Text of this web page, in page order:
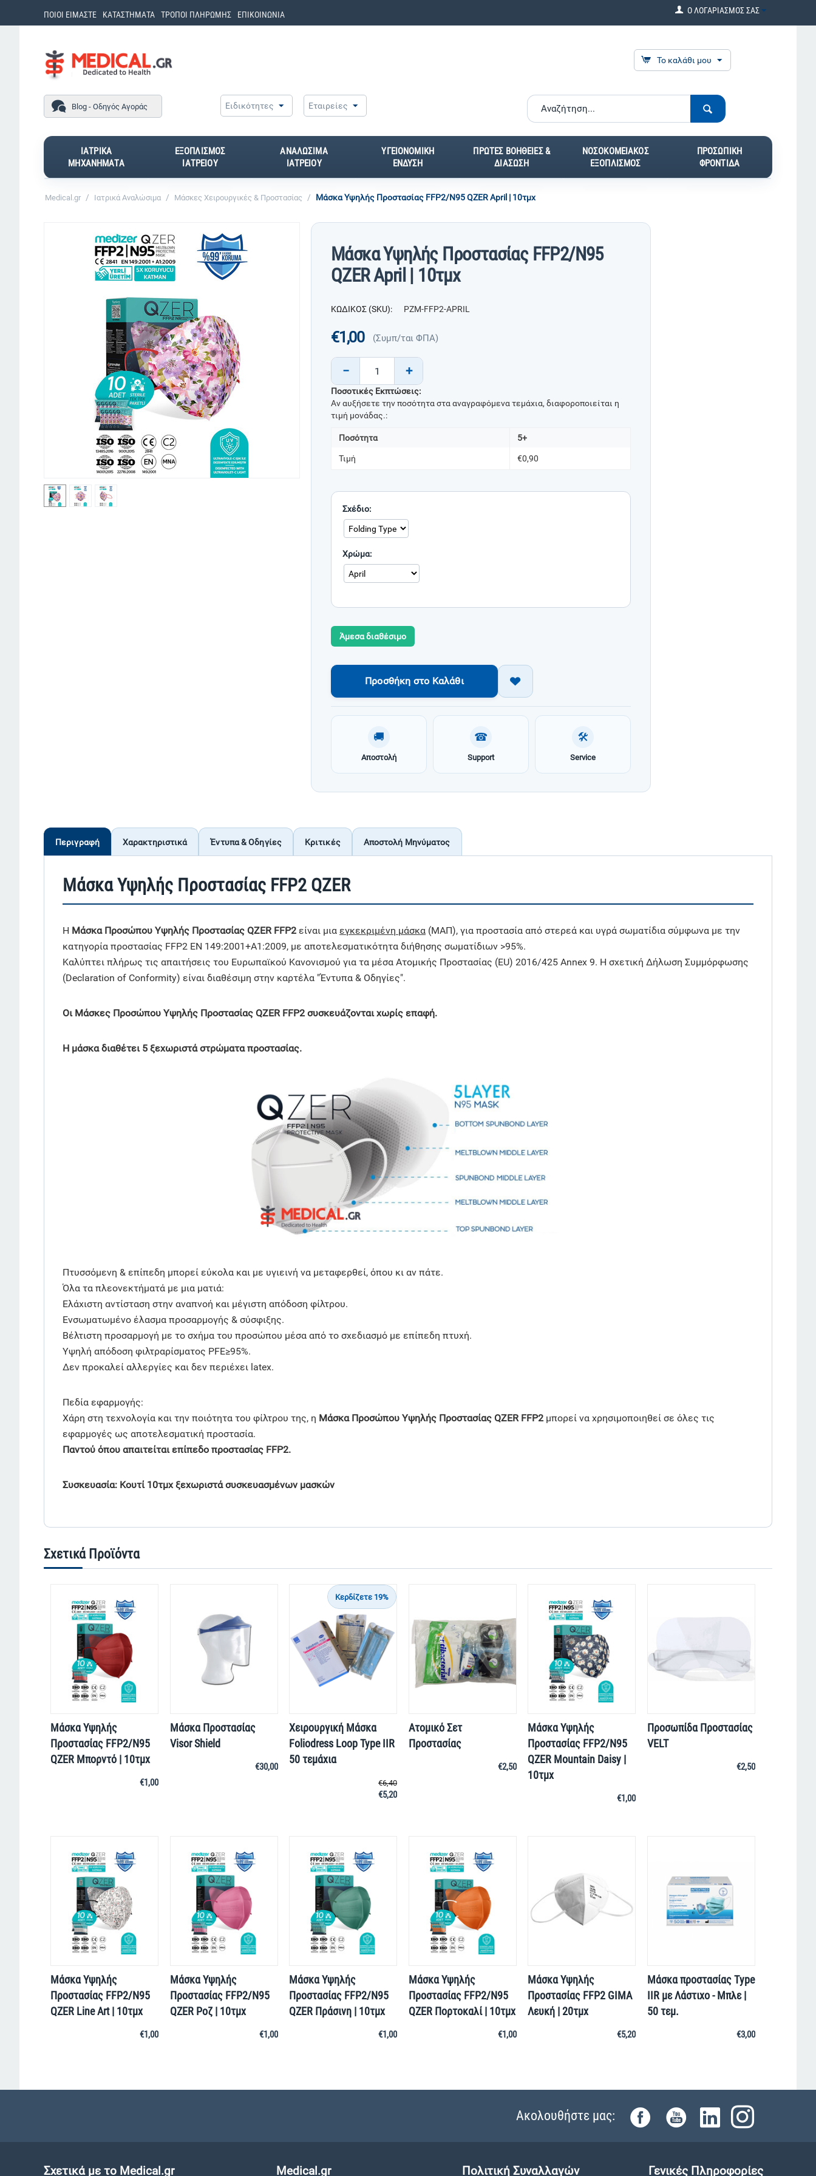
ΠΟΙΟΙ ΕΙΜΑΣΤΕ ΚΑΤΑΣΤΗΜΑΤΑ ΤΡΟΠΟΙ ΠΛΗΡΩΜΗΣ ΕΠΙΚΟΙΝΩΝΙΑ Ο ΛΟΓΑΡΙΑΣΜΟΣ ΣΑΣ
Το καλάθι μου
Blog - Οδηγός Αγοράς Ειδικότητες Εταιρείες
ΙΑΤΡΙΚΑ
ΜΗΧΑΝΗΜΑΤΑ
ΕΞΟΠΛΙΣΜΟΣ
ΙΑΤΡΕΙΟΥ
ΑΝΑΛΩΣΙΜΑ
ΙΑΤΡΕΙΟΥ
ΥΓΕΙΟΝΟΜΙΚΗ
ΕΝΔΥΣΗ
ΠΡΩΤΕΣ ΒΟΗΘΕΙΕΣ &
ΔΙΑΣΩΣΗ
ΝΟΣΟΚΟΜΕΙΑΚΟΣ
ΕΞΟΠΛΙΣΜΟΣ
ΠΡΟΣΩΠΙΚΗ
ΦΡΟΝΤΙΔΑ
Medical.gr / Ιατρικά Αναλώσιμα / Μάσκες Χειρουργικές & Προστασίας / Μάσκα Υψηλής Προστασίας FFP2/N95 QZER April | 10τμχ
Μάσκα Υψηλής Προστασίας FFP2/N95
QZER April | 10τμχ
ΚΩΔΙΚΟΣ (SKU): PZM-FFP2-APRIL
€1,00 (Συμπ/ται ΦΠΑ)
+
−
Ποσοτικές Εκπτώσεις:
Αν αυξήσετε την ποσότητα στα αναγραφόμενα τεμάχια, διαφοροποιείται η
τιμή μονάδας.:
Ποσότητα 5+
Τιμή €0,90
Σχέδιο:
Χρώμα:
Άμεσα διαθέσιμο
Προσθήκη στο Καλάθι
🚚
Αποστολή
☎
Support
🛠
Service
Περιγραφή Χαρακτηριστικά Έντυπα & Οδηγίες Κριτικές Αποστολή Μηνύματος
Μάσκα Υψηλής Προστασίας FFP2 QZER
Η Μάσκα Προσώπου Υψηλής Προστασίας QZER FFP2 είναι μια εγκεκριμένη μάσκα (ΜΑΠ), για προστασία από στερεά και υγρά σωματίδια σύμφωνα με την
κατηγορία προστασίας FFP2 EN 149:2001+A1:2009, με αποτελεσματικότητα διήθησης σωματίδιων >95%.
Καλύπτει πλήρως τις απαιτήσεις του Ευρωπαϊκού Κανονισμού για τα μέσα Ατομικής Προστασίας (EU) 2016/425 Annex 9. Η σχετική Δήλωση Συμμόρφωσης
(Declaration of Conformity) είναι διαθέσιμη στην καρτέλα "Έντυπα & Οδηγίες".
Οι Μάσκες Προσώπου Υψηλής Προστασίας QZER FFP2 συσκευάζονται χωρίς επαφή.
Η μάσκα διαθέτει 5 ξεχωριστά στρώματα προστασίας.
Πτυσσόμενη & επίπεδη μπορεί εύκολα και με υγιεινή να μεταφερθεί, όπου κι αν πάτε.
Όλα τα πλεονεκτήματά με μια ματιά:
Ελάχιστη αντίσταση στην αναπνοή και μέγιστη απόδοση φίλτρου.
Ενσωματωμένο έλασμα προσαρμογής & σύσφιξης.
Βέλτιστη προσαρμογή με το σχήμα του προσώπου μέσα από το σχεδιασμό με επίπεδη πτυχή.
Υψηλή απόδοση φιλτραρίσματος PFE≥95%.
Δεν προκαλεί αλλεργίες και δεν περιέχει latex.
Πεδία εφαρμογής:
Χάρη στη τεχνολογία και την ποιότητα του φίλτρου της, η Μάσκα Προσώπου Υψηλής Προστασίας QZER FFP2 μπορεί να χρησιμοποιηθεί σε όλες τις
εφαρμογές ως αποτελεσματική προστασία.
Παντού όπου απαιτείται επίπεδο προστασίας FFP2.
Συσκευασία: Κουτί 10τμχ ξεχωριστά συσκευασμένων μασκών
Σχετικά Προϊόντα
Μάσκα Υψηλής
Προστασίας FFP2/N95
QZER Μπορντό | 10τμχ
€1,00
Μάσκα Προστασίας
Visor Shield
€30,00
Κερδίζετε 19%
Χειρουργική Μάσκα
Foliodress Loop Type IIR
50 τεμάχια
€6,40
€5,20
Ατομικό Σετ
Προστασίας
€2,50
Μάσκα Υψηλής
Προστασίας FFP2/N95
QZER Mountain Daisy |
10τμχ
€1,00
Προσωπίδα Προστασίας
VELT
€2,50
Μάσκα Υψηλής
Προστασίας FFP2/N95
QZER Line Art | 10τμχ
€1,00
Μάσκα Υψηλής
Προστασίας FFP2/N95
QZER Ροζ | 10τμχ
€1,00
Μάσκα Υψηλής
Προστασίας FFP2/N95
QZER Πράσινη | 10τμχ
€1,00
Μάσκα Υψηλής
Προστασίας FFP2/N95
QZER Πορτοκαλί | 10τμχ
€1,00
Μάσκα Υψηλής
Προστασίας FFP2 GIMA
Λευκή | 20τμχ
€5,20
Μάσκα προστασίας Τype
IIR με Λάστιχο - Μπλε |
50 τεμ.
€3,00
Ακολουθήστε μας:
Σχετικά με το Medical.gr Medical.gr Πολιτική Συναλλαγών Γενικές Πληροφορίες